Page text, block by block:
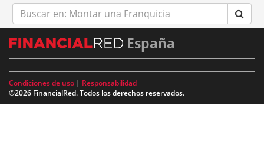
Buscar
en:
España
Condiciones de uso | Responsabilidad
©2026 FinancialRed. Todos los derechos reservados.